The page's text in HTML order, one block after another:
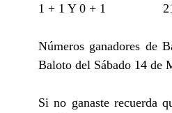
1 + 1 Y 0 + 1
Números ganadores de
Baloto del Sábado 14 de
Si no ganaste recuerda